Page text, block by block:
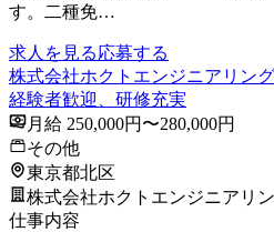
す。二種免…
求人を見る応募する
株式会社ホクトエンジニアリン
経験者歓迎、研修充実
月給 250,000円〜280,000円
その他
東京都北区
株式会社ホクトエンジニアリ
仕事内容